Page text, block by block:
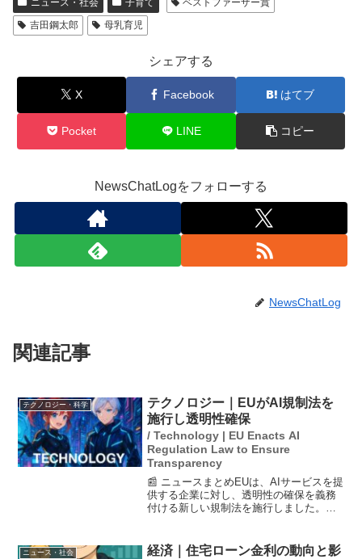
ニュース・社会 子育て
ベストファーザー賞
吉田鋼太郎
母乳育児
シェアする
X Facebook はてブ
Pocket LINE コピー
NewsChatLogをフォローする
NewsChatLog
関連記事
テクノロジー・科学
テクノロジー｜EUがAI規制法を
施行し透明性確保
/ Technology | EU Enacts AI
Regulation Law to Ensure
Transparency
📰 ニュースまとめEUは、AIサービスを提
供する企業に対し、透明性の確保を義務
付ける新しい規制法を施行しました。こ
ーに明示する必要があります。また、透
ニュース・社会
経済｜住宅ローン金利の動向と影